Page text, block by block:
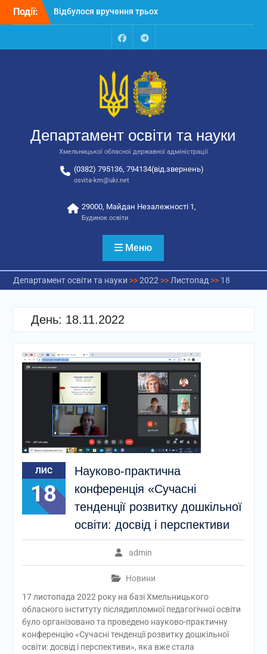
Перейти
Події:
Відбулося вручення трьох
автобусів для потреб
Відбулося засідання
освіти та науки обласної
державної адміністрації
Відбулась обласна
національно-патріотичне
виховання
FacebookTalegram
Департамент освіти та науки
Хмельницької обласної державної адміністрації
(0382) 795136, 794134(від.звернень)
osvita-km@ukr.net
29000, Майдан Незалежності 1,
Будинок освіти
Меню
Департамент освіти та науки >>2022 >> Листопад >> 18
День: 18.11.2022
ЛИС
18
Науково-практична
конференція «Сучасні
тенденції розвитку дошкільної
освіти: досвід і перспективи
admin
Новини
17 листопада 2022 року на базі Хмельницького
обласного інституту післядипломної педагогічної освіти
було організовано та проведено науково-практичну
конференцію «Сучасні тенденції розвитку дошкільної
освіти: досвід і перспективи», яка вже стала